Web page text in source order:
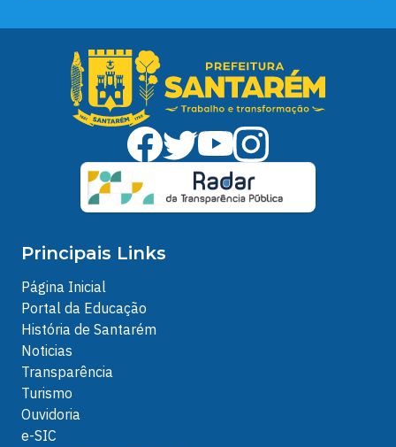
Principais Links
Página Inicial
Portal da Educação
História de Santarém
Noticias
Transparência
Turismo
Ouvidoria
e-SIC